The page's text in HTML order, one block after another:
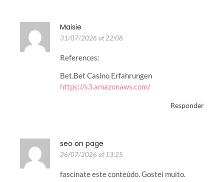
Maisie
31/07/2026 at 22:08
References:
Bet.Bet Casino Erfahrungen
https://s3.amazonaws.com/
Responder
seo on page
26/07/2026 at 13:25
fascinate este conteúdo. Gostei muito.